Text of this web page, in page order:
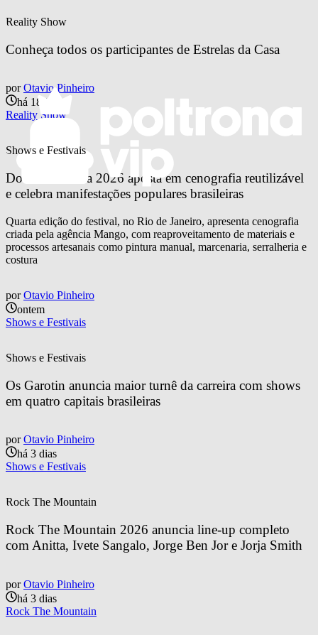
Reality Show
Conheça todos os participantes de Estrelas da Casa
por Otavio Pinheiro
há 18 horas
Reality Show
Shows e Festivais
Doce Maravilha 2026 aposta em cenografia reutilizável
e celebra manifestações populares brasileiras
Quarta edição do festival, no Rio de Janeiro, apresenta cenografia
criada pela agência Mango, com reaproveitamento de materiais e
processos artesanais como pintura manual, marcenaria, serralheria e
costura
por Otavio Pinheiro
ontem
Shows e Festivais
Shows e Festivais
Os Garotin anuncia maior turnê da carreira com shows
em quatro capitais brasileiras
por Otavio Pinheiro
há 3 dias
Shows e Festivais
Rock The Mountain
Rock The Mountain 2026 anuncia line-up completo
com Anitta, Ivete Sangalo, Jorge Ben Jor e Jorja Smith
por Otavio Pinheiro
há 3 dias
Rock The Mountain